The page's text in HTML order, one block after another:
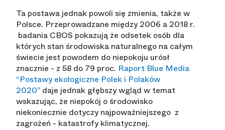
Ta postawa jednak powoli się zmienia, także w
Polsce. Przeprowadzane między 2006 a 2018 r.
badania CBOS pokazują że odsetek osób dla
których stan środowiska naturalnego na całym
świecie jest powodem do niepokoju urósł
znacznie - z 58 do 79 proc. Raport Blue Media
“Postawy ekologiczne Polek i Polaków
2020” daje jednak głębszy wgląd w temat
wskazując, że niepokój o środowisko
niekoniecznie dotyczy najpoważniejszego z
zagrożeń - katastrofy klimatycznej.